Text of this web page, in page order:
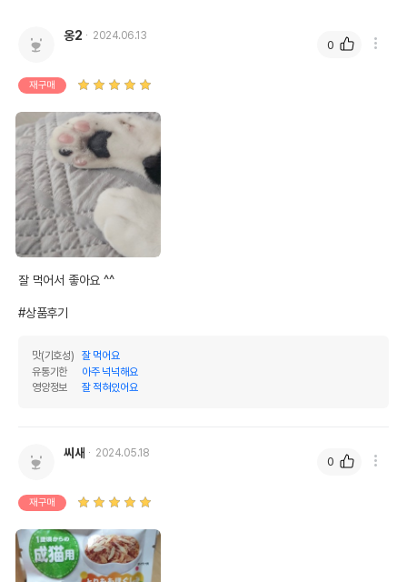
옹2 2024.06.13
재구매
잘 먹어서 좋아요 ^^
#상품후기
맛(기호성)
잘 먹어요
유통기한
아주 넉넉해요
영양정보
잘 적혀있어요
0
씨새 2024.05.18
재구매
0